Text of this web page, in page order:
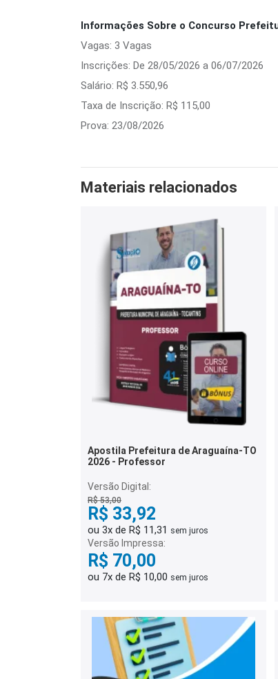
Informações Sobre o Concurso
Vagas: 3 Vagas
Inscrições: De 28/05/2026 a 06/07/2026
Salário: R$ 3.550,96
Taxa de Inscrição: R$ 115,00
Prova: 23/08/2026
Materiais relacionados
Apostila Prefeitura de Araguaína-TO
2026 - Professor
Versão Digital:
R$ 53,00
R$ 33,92
ou 3x de R$ 11,31 sem juros
Versão Impressa:
R$ 70,00
ou 7x de R$ 10,00 sem juros